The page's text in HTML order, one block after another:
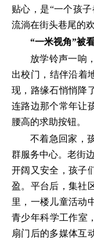
贴心，是“一个孩
流淌在街头巷尾的
“一米视角”被
放学铃声一响
出校门，结伴沿着
现，路缘石悄悄降
连路边那个常年让
腰高的求助按钮。
不着急回家，
群服务中心。老街
开阔又安全，孩子
盈。平台后，集社
里，一楼儿童活动
青少年科学工作室
扇门后的多媒体互